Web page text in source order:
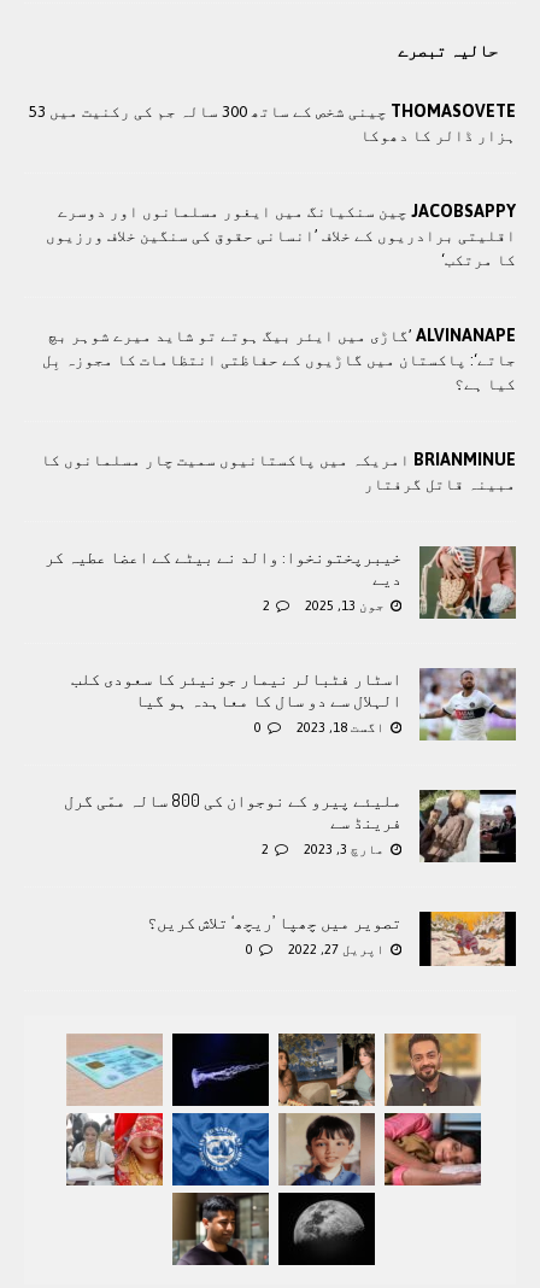
حالیہ تبصرے
THOMASOVETE
چینی شخص کے ساتھ 300 سالہ جم کی رکنیت میں 53
ہزار ڈالر کا دھوکا
JACOBSAPPY چین سنکیانگ میں ایغور مسلمانوں اور دوسرے
اقلیتی برادريوں کے خلاف ’انسانی حقوق کی سنگین خلاف ورزیوں
کا مرتکب‘
ALVINANAPE ’گاڑی میں ایئر بیگ ہوتے تو شاید میرے شوہر بچ
جاتے‘: پاکستان میں گاڑیوں کے حفاظتی انتظامات کا مجوزہ بِل
کیا ہے؟
BRIANMINUE امریکہ میں پاکستانیوں سمیت چار مسلمانوں کا
مبینہ قاتل گرفتار
خیبرپختونخوا: والد نے بیٹے کے اعضا عطیہ کر
دیے
جون 13, 2025 2
اسٹار فٹبالر نیمار جونیئر کا سعودی کلب
الہلال سے دو سال کا معاہدہ ہو گیا
اگست 18, 2023 0
ملیئے پیرو کے نوجوان کی 800 سالہ ممّی گرل
فرینڈ سے
مارچ 3, 2023 2
تصویر میں چھپا ’ریچھ‘ تلاش کریں؟
اپریل 27, 2022 0